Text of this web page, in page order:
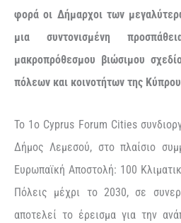
φορά οι Δήμαρχοι των
μια συντονισμένη
μακροπρόθεσμου βιώσιμου
πόλεων και κοινοτήτων της
To 1ο Cyprus Forum Cities
Δήμος Λεμεσού, στο πλαίσιο
Ευρωπαϊκή Αποστολή: 100
Πόλεις μέχρι το 2030, σε
αποτελεί το έρεισμα για την